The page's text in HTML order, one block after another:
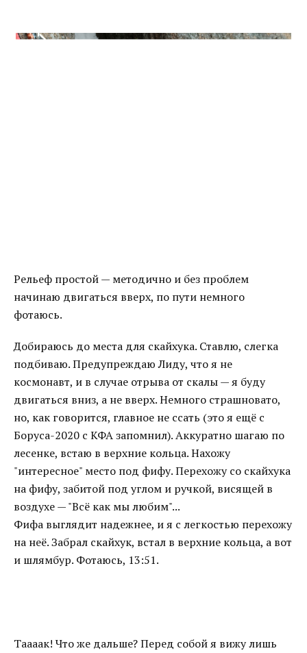
Рельеф простой — методично и без проблем
начинаю двигаться вверх, по пути немного
фотаюсь.
Добираюсь до места для скайхука. Ставлю, слегка
подбиваю. Предупреждаю Лиду, что я не
космонавт, и в случае отрыва от скалы — я буду
двигаться вниз, а не вверх. Немного страшновато,
но, как говорится, главное не ссать (это я ещё с
Боруса-2020 с КФА запомнил). Аккуратно шагаю по
лесенке, встаю в верхние кольца. Нахожу
"интересное" место под фифу. Перехожу со скайхука
на фифу, забитой под углом и ручкой, висящей в
воздухе — "Всё как мы любим"...
Фифа выглядит надежнее, и я с легкостью перехожу
на неё. Забрал скайхук, встал в верхние кольца, а вот
и шлямбур. Фотаюсь, 13:51.
Таааак! Что же дальше? Перед собой я вижу лишь